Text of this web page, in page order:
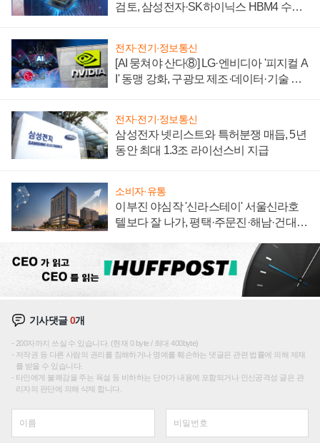
검토, 삼성전자·SK하이닉스 HBM4 수율
전자·전기·정보통신
[AI 뭉쳐야 산다⑧] LG·엔비디아 '피지컬 A
I' 동맹 강화, 구광모 제조·데이터·기술 결
전자·전기·정보통신
삼성전자 넷리스트와 특허분쟁 매듭, 5년
동안 최대 1.3조 라이선스비 지급
소비자·유통
이부진 야심작 '신라스테이' 서울신라호
텔보다 잘 나가, 평택·주문진·해남·건대로
기사댓글0개
200자까지 쓰실 수 있습니다. (현재 0 byte / 최대 400byte)
저작권 등 다른 사람의 권리를 침해하거나 명예를 훼손하는 댓글은 관련 법률에 의해 제재
를 받을 수 있습니다.
타인에게 불쾌감을 주는 욕설 등 비하하는 단어가 내용에 포함되거나 인신공격성 글은 관
리자의 판단에 의해 삭제 합니다.